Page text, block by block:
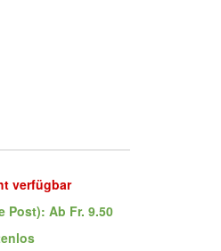
verfügbar
Post): Ab Fr. 9.50